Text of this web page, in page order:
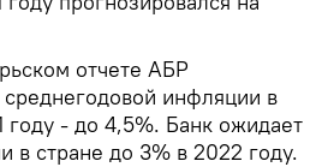
отчете АБР
среднегодовой инфляции в
- до 4,5%. Банк ожидает
в стране до 3% в 2022 году.